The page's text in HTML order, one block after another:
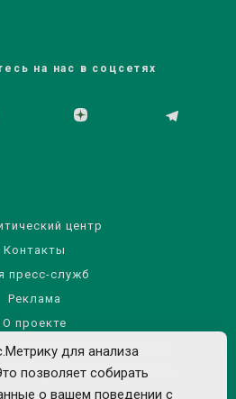
на нас в соцсетях
центр
Контакты
пресс-служб
Реклама
О проекте
материалов сайта
персональных данных
для анализа
позволяет собирать
о вашем поведении с